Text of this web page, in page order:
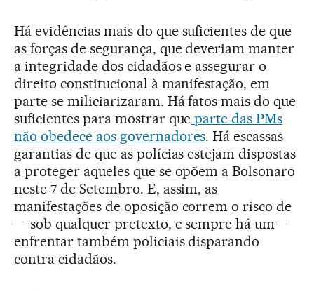
Há evidências mais do que suficientes de que
as forças de segurança, que deveriam manter
a integridade dos cidadãos e assegurar o
direito constitucional à manifestação, em
parte se miliciarizaram. Há fatos mais do que
suficientes para mostrar que parte das PMs
não obedece aos governadores. Há escassas
garantias de que as polícias estejam dispostas
a proteger aqueles que se opõem a Bolsonaro
neste 7 de Setembro. E, assim, as
manifestações de oposição correm o risco de
— sob qualquer pretexto, e sempre há um—
enfrentar também policiais disparando
contra cidadãos.